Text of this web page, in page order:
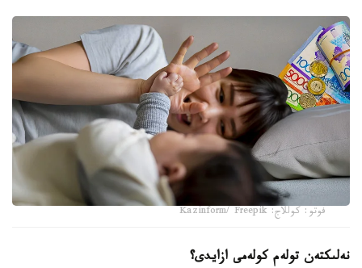
فوتو: كوللاج: Kazinform/ Freepik
نەلىكتەن تولەم كولەمى ازايدى؟